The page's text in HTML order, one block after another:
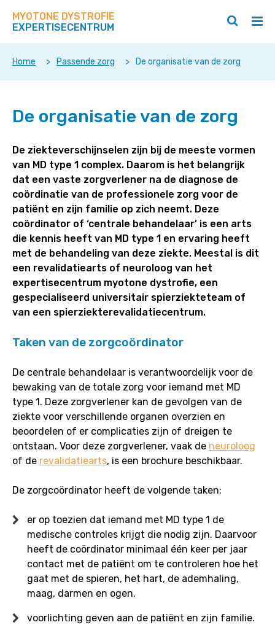
direct
op
deze
MYOTONE DYSTROFIE
EXPERTISECENTRUM
/
Zoeken
/
sluiten
Home > Passende zorg > De organisatie van de zorg
organisatie
de
De organisatie van de zorg
De ziekteverschijnselen zijn bij de meeste vormen
van MD type 1 complex. Daarom is het belangrijk
dat een vaste zorgverlener na de diagnose de
coördinatie van de professionele zorg voor de
patiënt en zijn familie op zich neemt. Deze
coördinator of ‘centrale behandelaar’ is een arts
die kennis heeft van MD type 1 en ervaring heeft
met de behandeling van deze ziekte. Meestal is dit
een revalidatiearts of neuroloog van het
expertisecentrum myotone dystrofie, een
gespecialiseerd universitair spierziekteteam of
van een spierziekterevalidatiecentrum.
Taken van de zorgcoördinator
De centrale behandelaar is verantwoordelijk voor de
bewaking van de totale zorg voor iemand met MD
type 1. Deze zorgverlener kan de gevolgen van de
ziekte voor verschillende organen overzien en
beoordelen of er complicaties zijn of dreigen te
ontstaan. Voor deze zorgverlener, vaak de neuroloog
of de revalidatiearts, is een brochure beschikbaar.
De zorgcoördinator heeft de volgende taken:
er op toezien dat iemand met MD type 1 de
medische controles krijgt die nodig zijn. Daarvoor
heeft de coördinator minimaal één keer per jaar
contact met de patiënt om te controleren hoe het
gaat met de spieren, het hart, de ademhaling,
maag, darmen en ogen.
voorlichting geven aan de patiënt en zijn familie.